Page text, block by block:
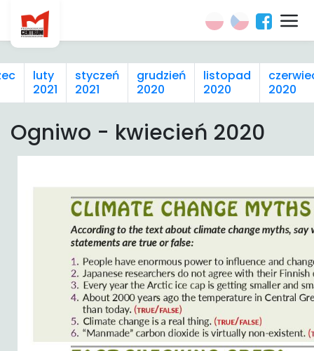
luty
2021
styczeń
2021
grudzień
2020
listopad
2020
2020
Ogniwo - kwiecień 2020